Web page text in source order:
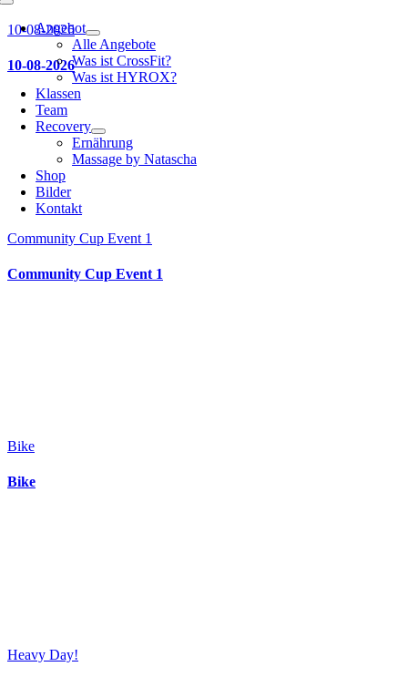
Toggle
NavigationAngebot
Alle Angebote
Was ist CrossFit?
Was ist HYROX?
Klassen
Team
Recovery
Ernährung
Massage by Natascha
Shop
Bilder
Kontakt
10-08-2026
10-08-2026
Community Cup Event 1
Community Cup Event 1
Bike
Bike
Heavy Day!